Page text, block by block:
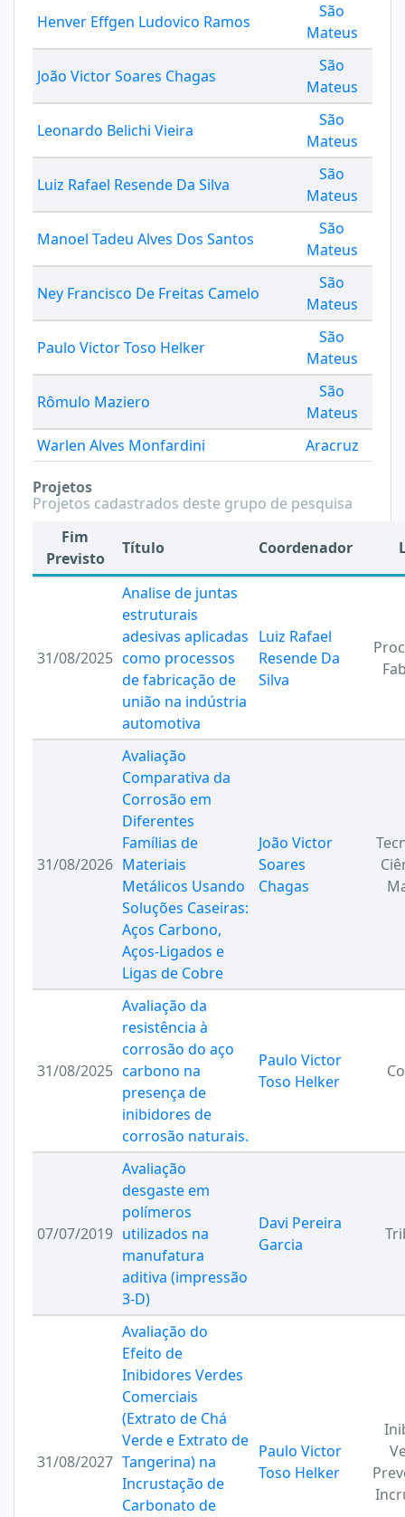
Henver Effgen Ludovico Ramos
São
Mateus
João Victor Soares Chagas
São
Mateus
Leonardo Belichi Vieira
São
Mateus
Luiz Rafael Resende Da Silva
São
Mateus
Manoel Tadeu Alves Dos Santos
São
Mateus
Ney Francisco De Freitas Camelo
São
Mateus
Paulo Victor Toso Helker
São
Mateus
Rômulo Maziero
São
Mateus
Warlen Alves Monfardini
Aracruz
Projetos
Projetos cadastrados deste grupo de pesquisa
Fim
Previsto
Título Coordenador
31/08/2025
Analise de juntas
estruturais
adesivas aplicadas
como processos
de fabricação de
união na indústria
automotiva
Luiz Rafael
Resende Da
Silva
31/08/2026
Avaliação
Comparativa da
Corrosão em
Diferentes
Famílias de
Materiais
Metálicos Usando
Soluções Caseiras:
Aços Carbono,
Aços-Ligados e
Ligas de Cobre
João Victor
Soares
Chagas
31/08/2025
Avaliação da
resistência à
corrosão do aço
carbono na
presença de
inibidores de
corrosão naturais.
Paulo Victor
Toso Helker
07/07/2019
Avaliação
desgaste em
polímeros
utilizados na
manufatura
aditiva (impressão
3-D)
Davi Pereira
Garcia
31/08/2027
Avaliação do
Efeito de
Inibidores Verdes
Comerciais
(Extrato de Chá
Verde e Extrato de
Tangerina) na
Incrustação de
Carbonato de
Paulo Victor
Toso Helker